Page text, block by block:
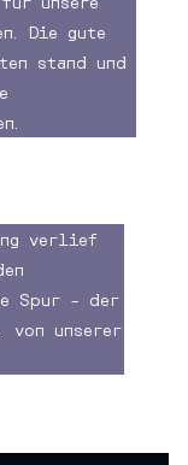
Die gute
stand und
verlief
Spur – der
unserer